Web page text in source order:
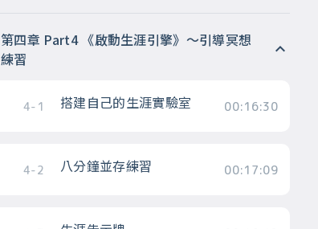
第四章 Part4 《啟動生涯引擎》～引導冥想
練習
4-1 搭建自己的生涯實驗室 00:16:30
4-2 八分鐘並存練習 00:17:09